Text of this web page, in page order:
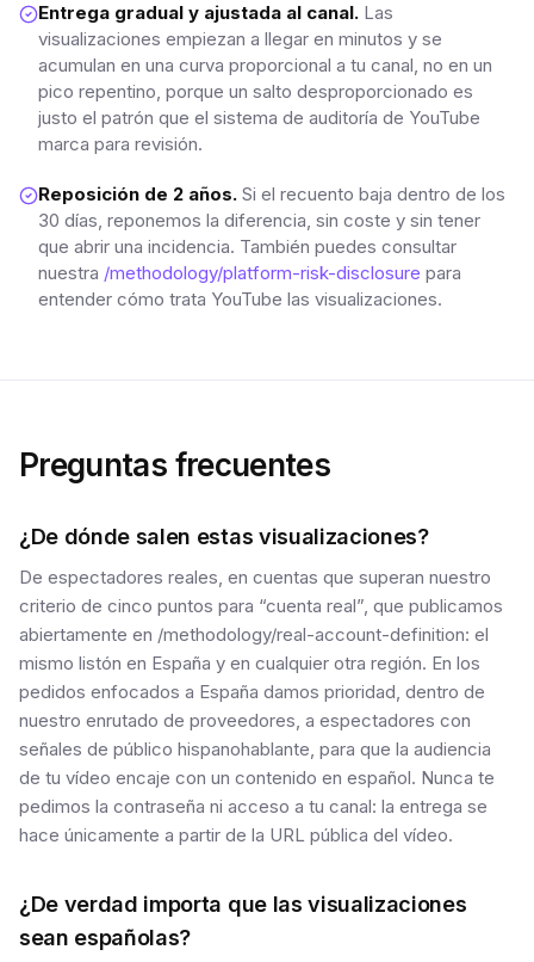
Entrega gradual y ajustada al canal. Las
visualizaciones empiezan a llegar en minutos y se
acumulan en una curva proporcional a tu canal, no en un
pico repentino, porque un salto desproporcionado es
justo el patrón que el sistema de auditoría de YouTube
marca para revisión.
Reposición de 2 años. Si el recuento baja dentro de los
30 días, reponemos la diferencia, sin coste y sin tener
que abrir una incidencia. También puedes consultar
nuestra /methodology/platform-risk-disclosure para
entender cómo trata YouTube las visualizaciones.
Preguntas frecuentes
¿De dónde salen estas visualizaciones?
De espectadores reales, en cuentas que superan nuestro
criterio de cinco puntos para “cuenta real”, que publicamos
abiertamente en /methodology/real-account-definition: el
mismo listón en España y en cualquier otra región. En los
pedidos enfocados a España damos prioridad, dentro de
nuestro enrutado de proveedores, a espectadores con
señales de público hispanohablante, para que la audiencia
de tu vídeo encaje con un contenido en español. Nunca te
pedimos la contraseña ni acceso a tu canal: la entrega se
hace únicamente a partir de la URL pública del vídeo.
¿De verdad importa que las visualizaciones
sean españolas?